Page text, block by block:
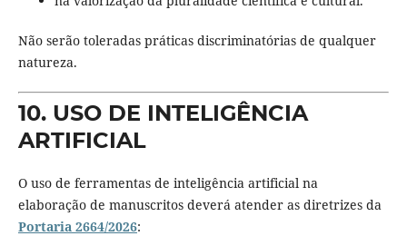
Não serão toleradas práticas discriminatórias de qualquer
natureza.
10. USO DE INTELIGÊNCIA
ARTIFICIAL
O uso de ferramentas de inteligência artificial na
elaboração de manuscritos deverá atender as diretrizes da
Portaria 2664/2026: